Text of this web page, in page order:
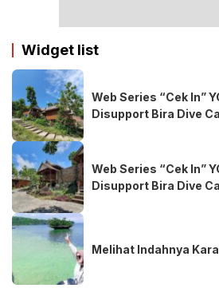
Widget list
Web Series “Cek In”
Disupport Bira Dive
Web Series “Cek In”
Disupport Bira Dive
Melihat Indahnya